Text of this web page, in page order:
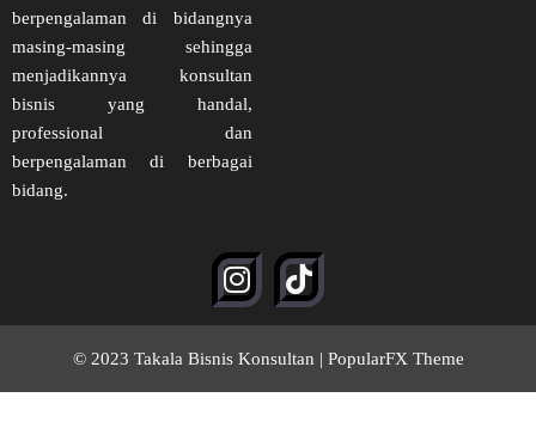
berpengalaman di bidangnya
masing-masing sehingga
menjadikannya konsultan
bisnis yang handal,
professional dan
berpengalaman di berbagai
bidang.
© 2023 Takala Bisnis Konsultan | PopularFX Theme